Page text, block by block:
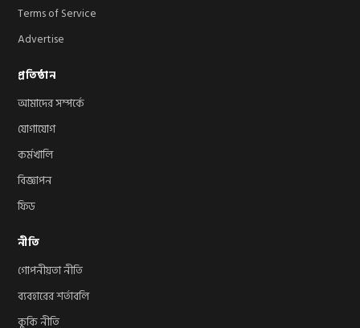
Terms of Service
Advertise
প্রতিষ্ঠান
আমাদের সম্পর্কে
যোগাযোগ
কর্মখালি
বিজ্ঞাপন
ফিড
নীতি
গোপনীয়তা নীতি
ব্যবহারের শর্তাবলি
কুকি নীতি